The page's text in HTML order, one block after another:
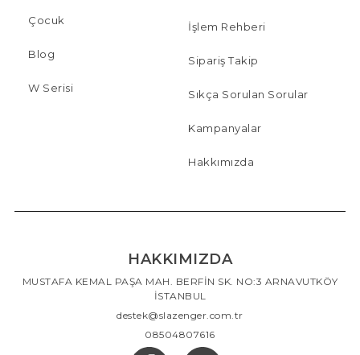
Çocuk
Blog
W Serisi
İşlem Rehberi
Sipariş Takip
Sıkça Sorulan Sorular
Kampanyalar
Hakkımızda
HAKKIMIZDA
MUSTAFA KEMAL PAŞA MAH. BERFİN SK. NO:3 ARNAVUTKÖY
İSTANBUL
destek@slazenger.com.tr
08504807616